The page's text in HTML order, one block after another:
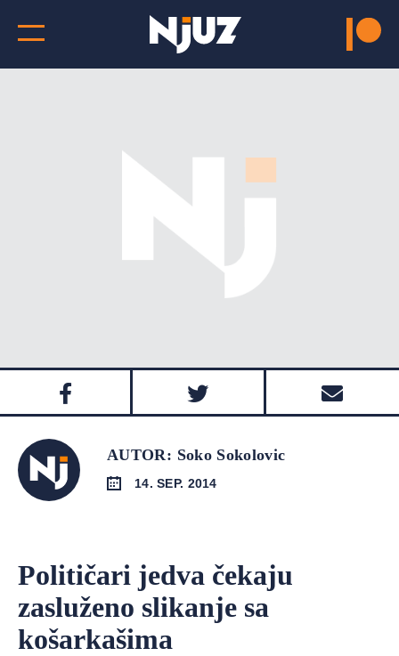
AUTOR: Soko Sokolovic
14. SEP. 2014
Političari jedva čekaju
zasluženo slikanje sa
košarkašima